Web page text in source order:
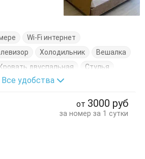
Wi-Fi интернет
Холодильник
Вешалка
двуспальная
Стулья
Все удобства
от 3000 руб
за номер за 1 сутки